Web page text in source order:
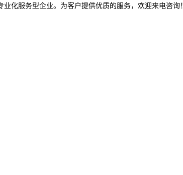
化服务型企业。为客户提供优质的服务，欢迎来电咨询！